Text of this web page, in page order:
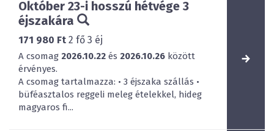
Október 23-i hosszú hétvége 3
éjszakára
171 980 Ft 2 fő 3 éj
A csomag 2026.10.22 és 2026.10.26 között
érvényes.
A csomag tartalmazza: • 3 éjszaka szállás •
büféasztalos reggeli meleg ételekkel, hideg
magyaros fi...